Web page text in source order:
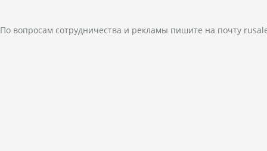
По вопросам сотрудничества и рекламы пишите на почту